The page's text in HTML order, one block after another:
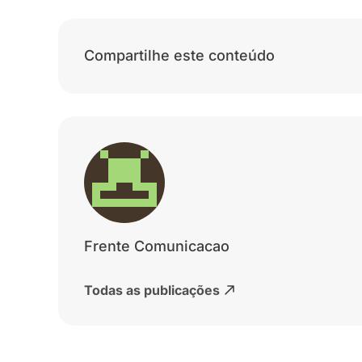
Compartilhe este conteúdo
Frente Comunicacao
Todas as publicações